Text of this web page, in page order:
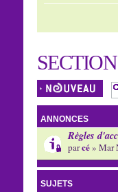
Écrire un nouveau
sujet
ANNONCES
Règles
parcé» Mar
SUJETS